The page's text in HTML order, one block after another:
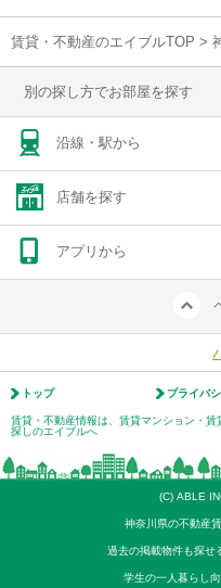
賃貸・不動産のエイブルTOP >
別の探し方でお部屋を探す
沿線・駅から
店舗を探す
アプリから
トップ プライバ
賃貸・不動産情報は、賃貸マンション・
探しのエイブルへ
(C) ABLE
神奈川県の不動産
過去の掲載物件も探せ
学生の一人暮らし